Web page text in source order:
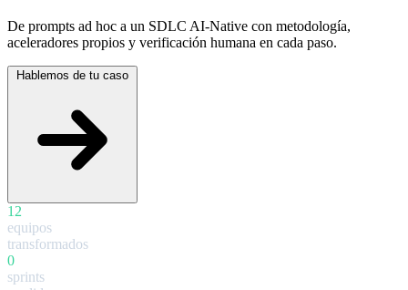
De prompts ad hoc a un SDLC AI-Native con metodología,
aceleradores propios y verificación humana en cada paso.
Hablemos de tu caso
12
equipos
transformados
0
sprints